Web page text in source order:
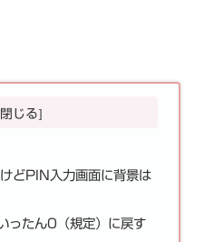
どPIN入力画面に背景は
たん0（規定）に戻す